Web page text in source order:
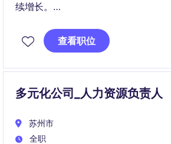
续增长。
2. 产品有一定的技术壁垒，公司重视
查看职位
多元化公司_人力资源负责人
苏州市
全职